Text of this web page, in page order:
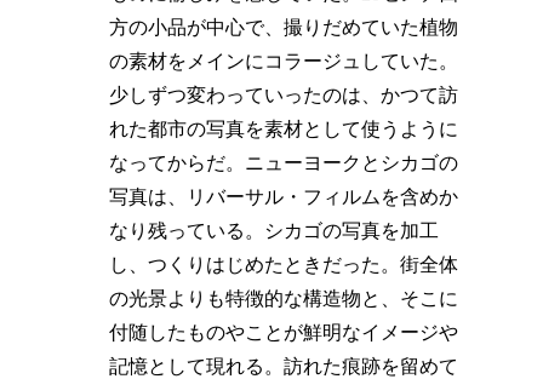
方の小品が中心で、撮りだめていた植物
の素材をメインにコラージュしていた。
少しずつ変わっていったのは、かつて訪
れた都市の写真を素材として使うように
なってからだ。ニューヨークとシカゴの
写真は、リバーサル・フィルムを含めか
なり残っている。シカゴの写真を加工
し、つくりはじめたときだった。街全体
の光景よりも特徴的な構造物と、そこに
付随したものやことが鮮明なイメージや
記憶として現れる。訪れた痕跡を留めて